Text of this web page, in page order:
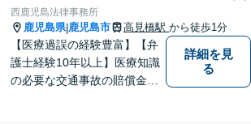
西鹿児島法律事務所
鹿児島県|鹿児島市 高見橋駅 から徒歩1分
【医療過誤の経験豊富】【弁
護士経験10年以上】医療知識
の必要な交通事故の賠償金請
詳細を見
る